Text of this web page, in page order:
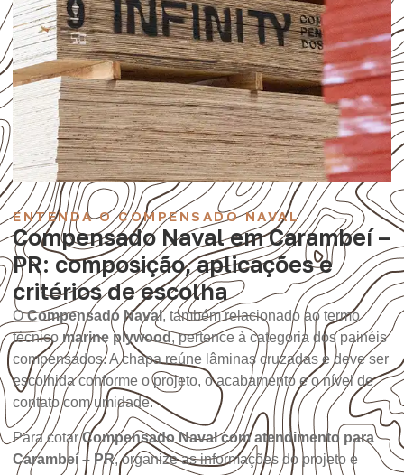
ENTENDA O COMPENSADO NAVAL
Compensado Naval em Carambeí –
PR: composição, aplicações e
critérios de escolha
OCompensado Naval, também relacionado ao termo
técnico marine plywood, pertence à categoria dos painéis
compensados. A chapa reúne lâminas cruzadas e deve ser
escolhida conforme o projeto, o acabamento e o nível de
contato com umidade.
Para cotarCompensado Naval com atendimento para
Carambeí – PR, organize as informações do projeto e